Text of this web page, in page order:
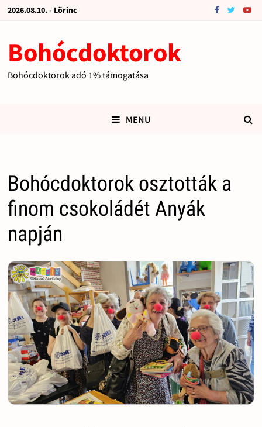
2026.08.10. - Lõrinc
Bohócdoktorok
Bohócdoktorok adó 1% támogatása
MENU
Bohócdoktorok osztották a
finom csokoládét Anyák
napján